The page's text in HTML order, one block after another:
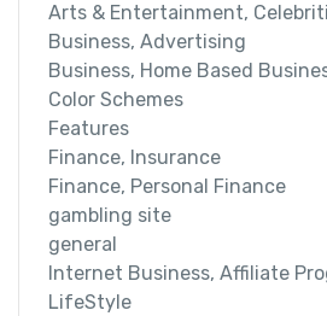
Arts & Entertainment,
Business, Advertising
Business, Home Based
Color Schemes
Features
Finance, Insurance
Finance, Personal Finance
gambling site
general
Internet Business, Affiliate
LifeStyle